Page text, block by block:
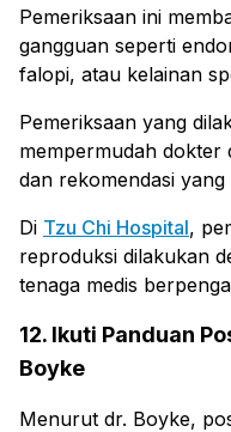
Pemeriksaan ini
gangguan seperti
falopi, atau kelainan
Pemeriksaan yang
mempermudah dokter
dan rekomendasi yang
Di Tzu Chi Hospital,
reproduksi dilakukan
tenaga medis
12. Ikuti Panduan
Boyke
Menurut dr. Boyke,